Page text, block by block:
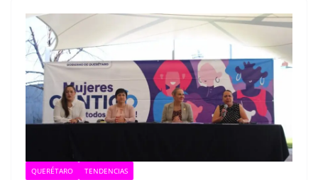
QUERÉTARO TENDENCIAS